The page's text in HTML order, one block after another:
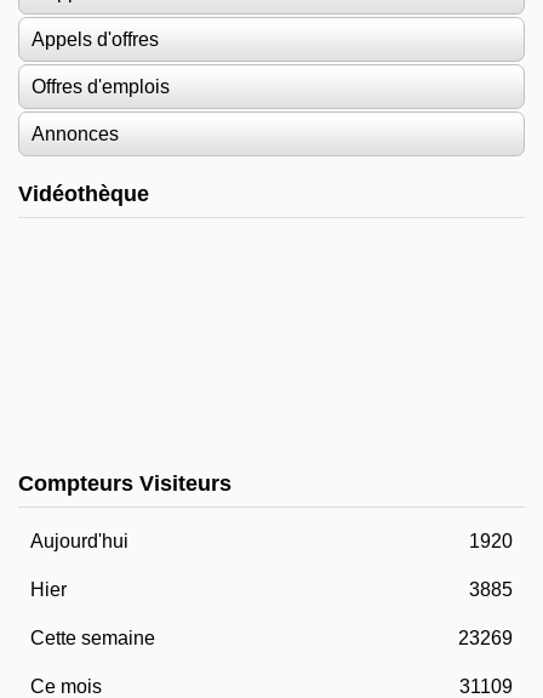
Appels d'offres
Offres d'emplois
Annonces
Vidéothèque
Compteurs Visiteurs
Aujourd'hui 1920
Hier 3885
Cette semaine 23269
Ce mois 31109